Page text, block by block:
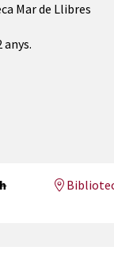
Mar de Llibres
anys.